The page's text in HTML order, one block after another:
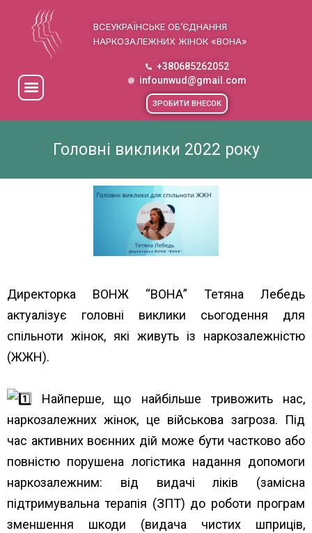
ВСЕУКРАЇНСЬКЕ ОБ’ЄДНАННЯ
НАРКОЗАЛЕЖНИХ ЖІНОК «ВОНА»
+380685262052
infounwud@gmail.com
ЗРОБИТИ ВНЕСОК
Головні виклики 2022 року
Директорка ВОНЖ “ВОНА” Тетяна Лебедь
актуалізує головні виклики сьогодення для
спільноти жінок, які живуть із наркозалежністю
(ЖЖН).
Найперше, що найбільше тривожить нас,
наркозалежних жінок, це військова загроза. Під
час активних воєнних дій може бути частково або
повністю порушена логістика надання допомоги
наркозалежним: від видачі ліків (замісна
підтримувальна терапія (ЗПТ) до роботи програм
зменшення шкоди (видача чистих шприців,